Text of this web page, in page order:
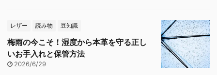
レザー 読み物 豆知識
梅雨の今こそ！湿度から本革を守る正し
いお手入れと保管方法
2026/6/29